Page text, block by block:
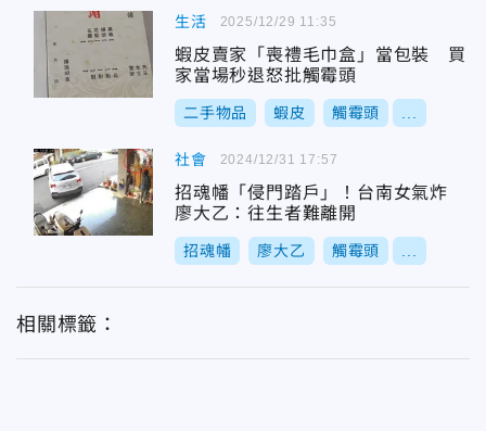
生活
蝦皮賣家「喪禮毛巾盒」當包裝 買
家當場秒退怒批觸霉頭
二手物品 蝦皮 觸霉頭
2025/12/29 11:35
社會
招魂幡「侵門踏戶」！台南女氣炸
廖大乙：往生者難離開
招魂幡 廖大乙 觸霉頭
2024/12/31 17:57
相關標籤：